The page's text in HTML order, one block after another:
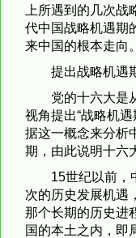
上所遇到的几次
代中国战略机遇期
来中国的根本走向。
提出战略机遇
党的十六大是
视角提出“战略机
据这一概念来分析
期，由此说明十六
15世纪以前，
次的历史发展机遇
那个长期的历史进
国的本土之内，即